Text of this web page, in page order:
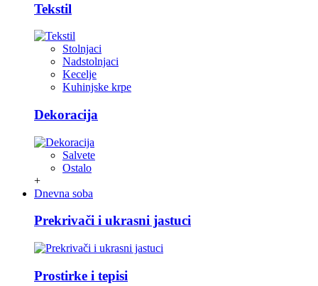
Tekstil
Stolnjaci
Nadstolnjaci
Kecelje
Kuhinjske krpe
Dekoracija
Salvete
Ostalo
+
Dnevna soba
Prekrivači i ukrasni jastuci
Prostirke i tepisi